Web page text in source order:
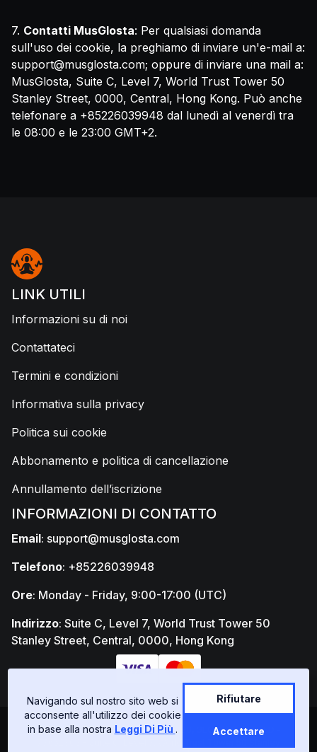
7. Contatti MusGlosta: Per qualsiasi domanda
sull'uso dei cookie, la preghiamo di inviare un'e-mail a:
support@musglosta.com; oppure di inviare una mail a:
MusGlosta, Suite C, Level 7, World Trust Tower 50
Stanley Street, 0000, Central, Hong Kong. Può anche
telefonare a +85226039948 dal lunedì al venerdì tra
le 08:00 e le 23:00 GMT+2.
LINK UTILI
Informazioni su di noi
Contattateci
Termini e condizioni
Informativa sulla privacy
Politica sui cookie
Abbonamento e politica di cancellazione
Annullamento dell’iscrizione
INFORMAZIONI DI CONTATTO
Email: support@musglosta.com
Telefono: +85226039948
Ore: Monday - Friday, 9:00-17:00 (UTC)
Indirizzo: Suite C, Level 7, World Trust Tower 50
Stanley Street, Central, 0000, Hong Kong
Copyright © GLOSTAD LIMITED 2026, GLOSTAD LIMITED -
Navigando sul nostro sito web si
acconsente all'utilizzo dei cookie
in base alla nostra Leggi Di Più .
Rifiutare
Accettare